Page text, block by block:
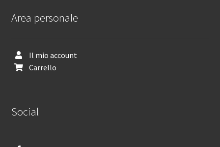
Area personale
Il mio account
Carrello
Social